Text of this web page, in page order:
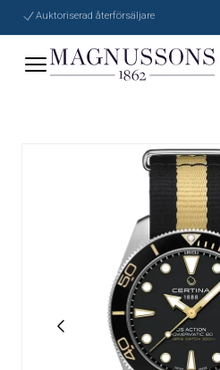
Auktoriserad återförsäljare